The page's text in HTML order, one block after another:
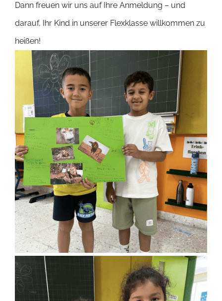
Dann freuen wir uns auf Ihre Anmeldung – und
darauf, Ihr Kind in unserer Flexklasse willkommen zu
heißen!